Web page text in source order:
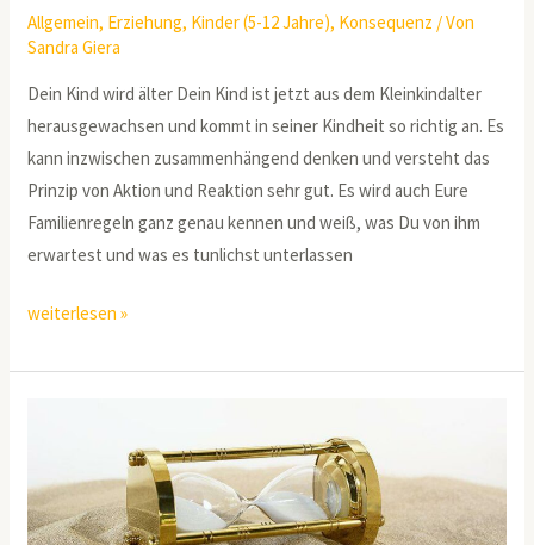
Allgemein, Erziehung, Kinder (5-12 Jahre), Konsequenz / Von
Sandra Giera
Dein Kind wird älter Dein Kind ist jetzt aus dem Kleinkindalter
herausgewachsen und kommt in seiner Kindheit so richtig an. Es
kann inzwischen zusammenhängend denken und versteht das
Prinzip von Aktion und Reaktion sehr gut. Es wird auch Eure
Familienregeln ganz genau kennen und weiß, was Du von ihm
erwartest und was es tunlichst unterlassen
weiterlesen »
Kindererziehung